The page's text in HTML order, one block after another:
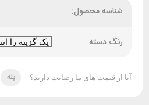
شناسه محصول:
رنگ دسته
آیا از قیمت های ما رضایت دارید؟ بله